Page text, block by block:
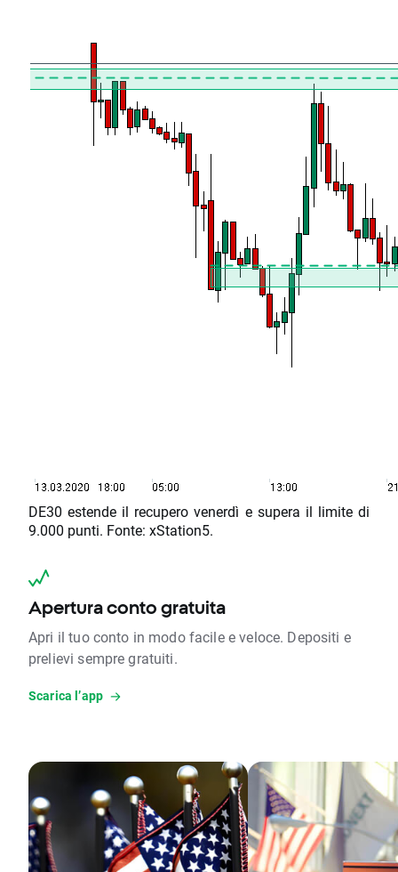
DE30 estende il recupero venerdì e supera il limite di
9.000 punti. Fonte: xStation5.
Apertura conto gratuita
Apri il tuo conto in modo facile e veloce. Depositi e
prelievi sempre gratuiti.
Scarica l’app